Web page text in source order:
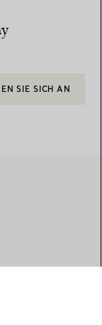
SIE SICH AN